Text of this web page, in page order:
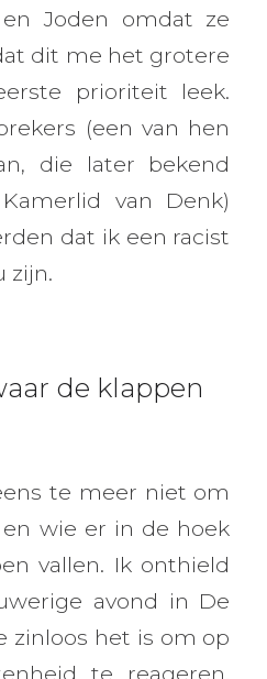
Joden omdat ze
dit me het grotere
prioriteit leek.
(een van hen
die later bekend
van Denk)
dat ik een racist
zijn.
de klappen
te meer niet om
wie er in de hoek
vallen. Ik onthield
avond in De
zinloos het is om op